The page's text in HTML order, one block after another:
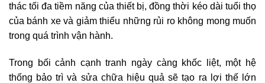
thác tối đa tiềm năng của thiết bị, đồng thời kéo dài tuổi thọ
của bánh xe và giảm thiểu những rủi ro không mong muốn
trong quá trình vận hành.
Trong bối cảnh cạnh tranh ngày càng khốc liệt, một hệ
thống bảo trì và sửa chữa hiệu quả sẽ tạo ra lợi thế lớn